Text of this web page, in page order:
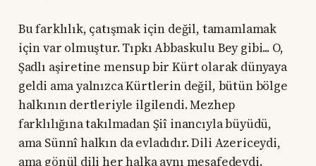
Bu farklılık, çatışmak için değil, tamamlamak
için var olmuştur. Tıpkı Abbaskulu Bey gibi... O,
Şadlı aşiretine mensup bir Kürt olarak dünyaya
geldi ama yalnızca Kürtlerin değil, bütün bölge
halkının dertleriyle ilgilendi. Mezhep
farklılığına takılmadan Şiî inancıyla büyüdü,
ama Sünnî halkın da evladıdır. Dili Azericeydi,
ama gönül dili her halka aynı mesafedeydi.